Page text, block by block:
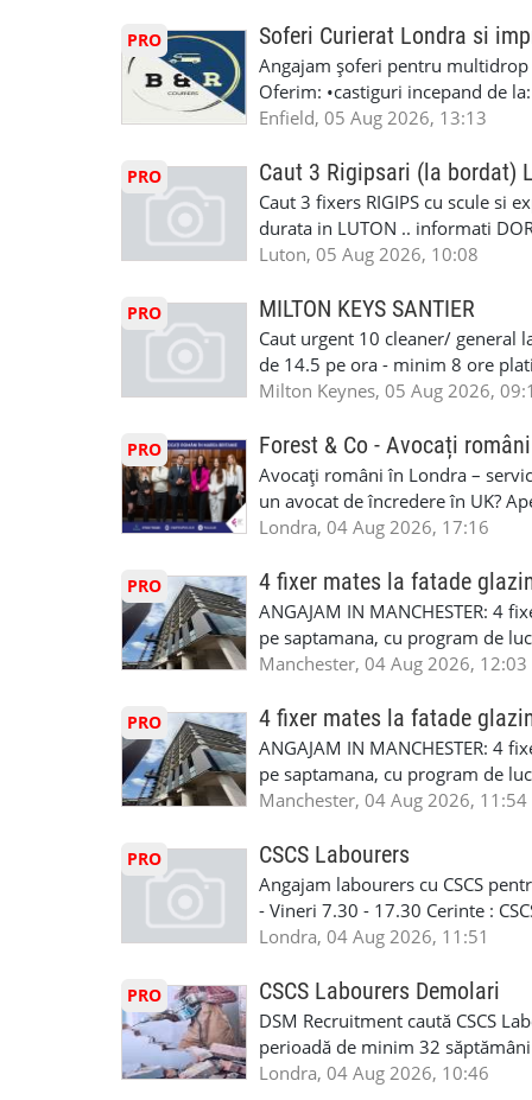
PRO Soferi Curierat Londra si
Angajam șoferi pentru
Oferim: •castiguri incepand de
pentru cei platitori de VAT si
status obligatoriu •varsta
compania aplica pentru
•oferim: - training platit (3 zile-
nedeterminata. -full time/ part-
masinii). Acceptam cu permis
Enfield - Weybridge - Romford -
programari la interviu apelati
Enfield, 05 Aug 2026, 13:13
PRO Caut 3 Rigipsari (la bordat)
Caut 3 fixers RIGIPS cu scule si
durata in LUTON .. informati
Luton, 05 Aug 2026, 10:08
PRO MILTON KEYS SANTIER
Caut urgent 10 cleaner/ general
de 14.5 pe ora - minim 8 ore
la Amazon. Munca este usoara,
SAPTAMANALA Contact: +44
interesati
Milton Keynes, 05 Aug 2026,
PRO Forest & Co - Avocați
Avocați români în Londra –
un avocat de încredere în UK?
Solicitors, indiferent că ai nevoie
familiei (divorț, custodie, partaj)
Servicii pentru companii: •
• Imigrație pentru afaceri și
soluționarea disputelor 💡 De ce
standard ✔ Confidențialitate
790 689 Email:
www.fcos.co.uk 👉
Londra, 04 Aug 2026, 17:16
PRO 4 fixer mates la fatade
ANGAJAM IN MANCHESTER:
pe saptamana, cu program de
in perioada urmatoare. Cerinte:
Tariful se discuta direct, in
discutie este simpla: cine esti,
Prioritate au oamenii din
carora li se termina proiectul
oferta pe care sa o folositi la
WhatsApp: +44 7467 838 881
numele, experienta si data la
https://forms.gle/
T&D GLAZING AND
Manchester, 04 Aug 2026, 12:03
PRO 4 fixer mates la fatade
ANGAJAM IN MANCHESTER:
pe saptamana, cu program de
in perioada urmatoare. Cerinte:
Tariful se discuta direct, in
discutie este simpla: cine esti,
Prioritate au oamenii din
carora li se termina proiectul
oferta pe care sa o folositi la
WhatsApp: +44 7467 838 881
numele, experienta si data la
link-ul de jos. Sanatate si mult
INSTALLATION LIMITED
Manchester, 04 Aug 2026, 11:54
PRO CSCS Labourers
Angajam labourers cu CSCS
- Vineri 7.30 - 17.30 Cerinte :
Londra, 04 Aug 2026, 11:51
PRO CSCS Labourers Demolari
DSM Recruitment caută CSCS
perioadă de minim 32
oferă ore suplimentare și
Londra, 04 Aug 2026, 10:46